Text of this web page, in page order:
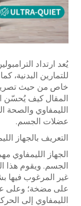
يُعد ارتداد
للتمارين البدنية،
خاص من حيث تصريف
المقال كيف يُحسّن
الليمفاوي والصحة
عضلات الجسم.
التعريف بالجهاز
الجهاز الليمفاوي
الجسم. ويقوم هذا
غير المرغوب فيها
على مضخة؛ وعلى
الليمفاوي إلى